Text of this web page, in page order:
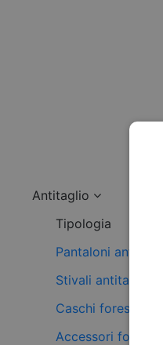
Antitaglio
Tipologia
Pantaloni antitaglio
Stivali antitaglio
Caschi forestali
Accessori forestali